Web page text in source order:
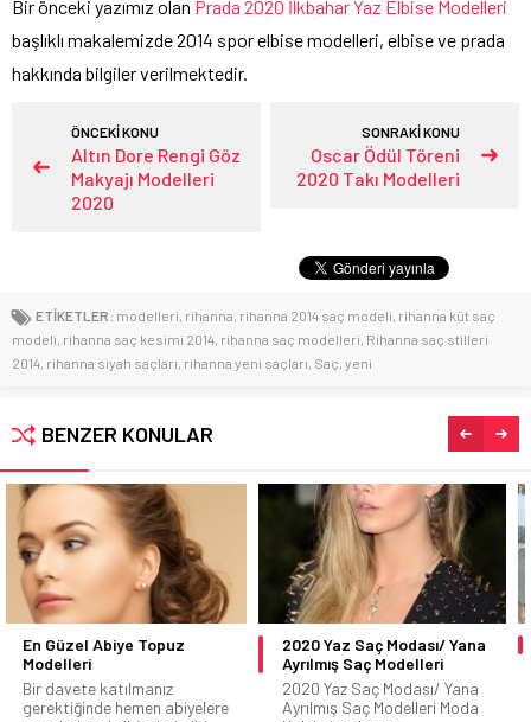
Bir önceki yazımız olan Prada 2020 İlkbahar Yaz Elbise Modelleri
başlıklı makalemizde 2014 spor elbise modelleri, elbise ve prada
hakkında bilgiler verilmektedir.
ÖNCEKİ KONU
Altın Dore Rengi Göz
Makyajı Modelleri
2020
SONRAKİ KONU
Oscar Ödül Töreni
2020 Takı Modelleri
ETİKETLER: modelleri, rihanna, rihanna 2014 saç modeli, rihanna küt saç
modeli, rihanna saç kesimi 2014, rihanna saç modelleri, Rihanna saç stilleri
2014, rihanna siyah saçları, rihanna yeni saçları, Saç, yeni
BENZER KONULAR
2020 Yaz Saç Modası/ Yana
Ayrılmış Saç Modelleri
2020 Yaz Saç Modası/ Yana
Ayrılmış Saç Modelleri Moda
Tesettür Giyim Önerileri
Merhaba arkadaşlar. Bugün
sizlere tesettürlü kadınlar için
tesettür giyim önerileri...